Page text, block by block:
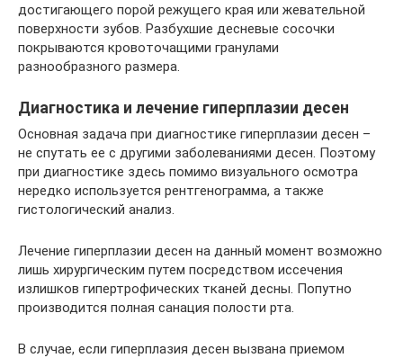
достигающего порой режущего края или жевательной
поверхности зубов. Разбухшие десневые сосочки
покрываются кровоточащими гранулами
разнообразного размера.
Диагностика и лечение гиперплазии десен
Основная задача при диагностике гиперплазии десен –
не спутать ее с другими заболеваниями десен. Поэтому
при диагностике здесь помимо визуального осмотра
нередко используется рентгенограмма, а также
гистологический анализ.
Лечение гиперплазии десен на данный момент возможно
лишь хирургическим путем посредством иссечения
излишков гипертрофических тканей десны. Попутно
производится полная санация полости рта.
В случае, если гиперплазия десен вызвана приемом